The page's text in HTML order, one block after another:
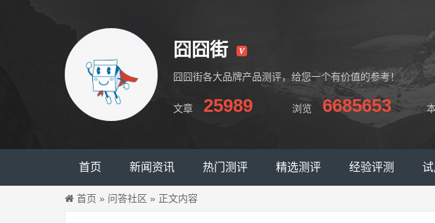
囧囧街
囧囧街各大品牌产品测评，给您一个有价值的参考！
文章 25989 浏览 6685653
首页 新闻资讯 热门测评 精选测评 经验评测
首页 » 问答社区 » 正文内容